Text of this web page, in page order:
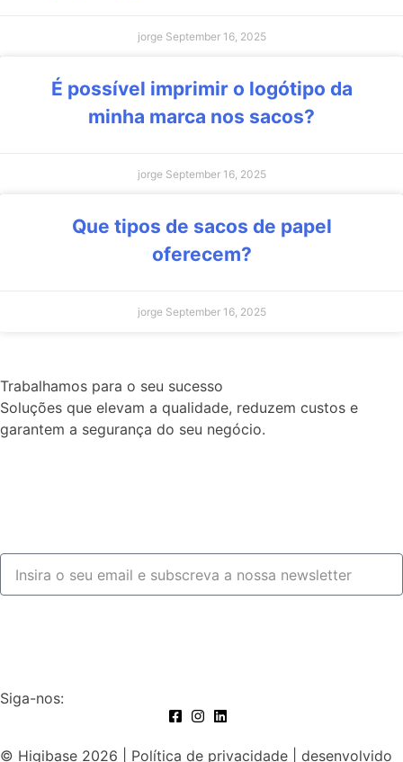
jorge September 16, 2025
É possível imprimir o logótipo da
minha marca nos sacos?
jorge September 16, 2025
Que tipos de sacos de papel
oferecem?
jorge September 16, 2025
Trabalhamos para o seu sucesso
Soluções que elevam a qualidade, reduzem custos e
garantem a segurança do seu negócio.
Siga-nos:
© Higibase 2026 | Política de privacidade | desenvolvido